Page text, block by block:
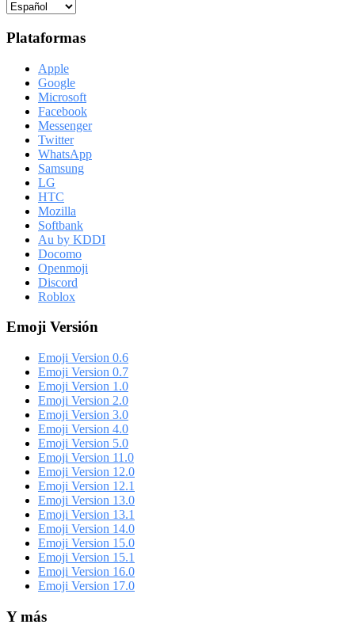
Plataformas
Apple
Google
Microsoft
Facebook
Messenger
Twitter
WhatsApp
Samsung
LG
HTC
Mozilla
Softbank
Au by KDDI
Docomo
Openmoji
Discord
Roblox
Emoji Versión
Emoji Version 0.6
Emoji Version 0.7
Emoji Version 1.0
Emoji Version 2.0
Emoji Version 3.0
Emoji Version 4.0
Emoji Version 5.0
Emoji Version 11.0
Emoji Version 12.0
Emoji Version 12.1
Emoji Version 13.0
Emoji Version 13.1
Emoji Version 14.0
Emoji Version 15.0
Emoji Version 15.1
Emoji Version 16.0
Emoji Version 17.0
Y más